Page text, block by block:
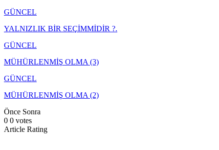
GÜNCEL
YALNIZLIK BİR SEÇİMMİDİR ?.
GÜNCEL
MÜHÜRLENMİŞ OLMA (3)
GÜNCEL
MÜHÜRLENMİŞ OLMA (2)
Önce Sonra
0 0 votes
Article Rating